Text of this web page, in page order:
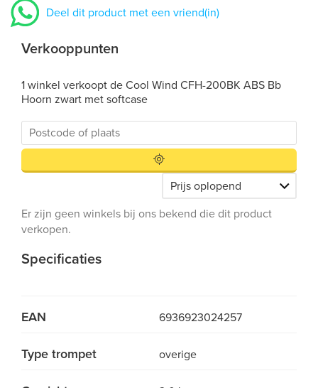
Deel dit product met een vriend(in)
Verkooppunten
1 winkel verkoopt de Cool Wind CFH-200BK ABS Bb
Hoorn zwart met softcase
Er zijn geen winkels bij ons bekend die dit product
verkopen.
Specificaties
EAN 6936923024257
Type trompet overige